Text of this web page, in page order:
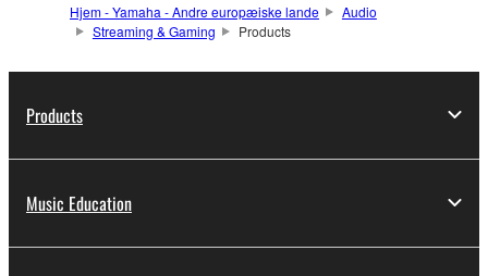
Hjem - Yamaha - Andre europæiske lande
Audio
Streaming & Gaming
Products
Products
Music Education